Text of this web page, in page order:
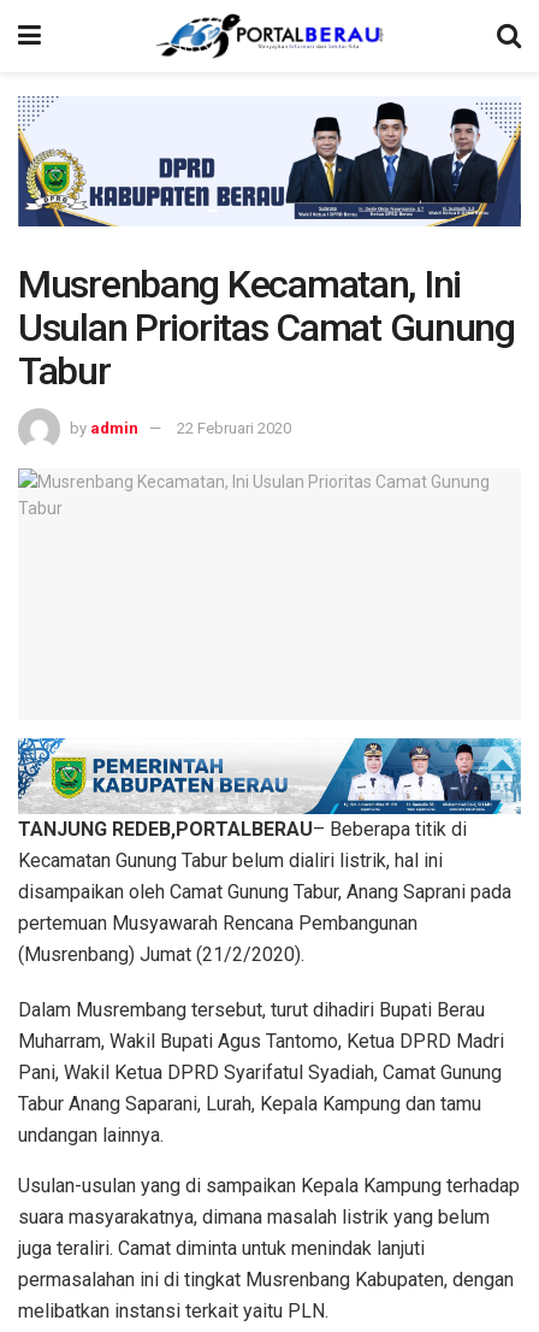
Musrenbang Kecamatan, Ini
Usulan Prioritas Camat Gunung
Tabur
by admin 22 Februari 2020
TANJUNG REDEB,PORTALBERAU– Beberapa titik di
Kecamatan Gunung Tabur belum dialiri listrik, hal ini
disampaikan oleh Camat Gunung Tabur, Anang Saprani pada
pertemuan Musyawarah Rencana Pembangunan
(Musrenbang) Jumat (21/2/2020).
Dalam Musrembang tersebut, turut dihadiri Bupati Berau
Muharram, Wakil Bupati Agus Tantomo, Ketua DPRD Madri
Pani, Wakil Ketua DPRD Syarifatul Syadiah, Camat Gunung
Tabur Anang Saparani, Lurah, Kepala Kampung dan tamu
undangan lainnya.
Usulan-usulan yang di sampaikan Kepala Kampung terhadap
suara masyarakatnya, dimana masalah listrik yang belum
juga teraliri. Camat diminta untuk menindak lanjuti
permasalahan ini di tingkat Musrenbang Kabupaten, dengan
melibatkan instansi terkait yaitu PLN.